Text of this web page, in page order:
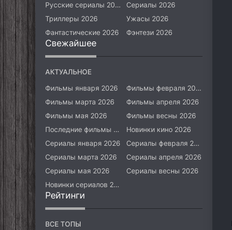
Русские сериалы 2026
Сериалы 2026
Триллеры 2026
Ужасы 2026
Фантастические 2026
Фэнтези 2026
Свежайшее
АКТУАЛЬНОЕ
Фильмы января 2026
Фильмы февраля 2026
Фильмы марта 2026
Фильмы апреля 2026
Фильмы мая 2026
Фильмы весны 2026
Последние фильмы 2026
Новинки кино 2026
Сериалы января 2026
Сериалы февраля 2026
Сериалы марта 2026
Сериалы апреля 2026
Сериалы мая 2026
Сериалы весны 2026
Новинки сериалов 2026
Рейтинги
ВСЕ ТОПЫ